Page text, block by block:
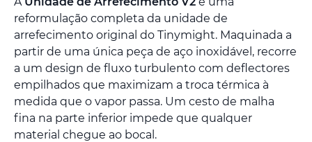
reformulação completa da unidade de
arrefecimento original do Tinymight. Maquinada a
partir de uma única peça de aço inoxidável, recorre
a um design de fluxo turbulento com deflectores
empilhados que maximizam a troca térmica à
medida que o vapor passa. Um cesto de malha
fina na parte inferior impede que qualquer
material chegue ao bocal.